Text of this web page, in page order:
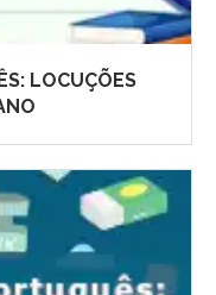
LOCUÇÕES